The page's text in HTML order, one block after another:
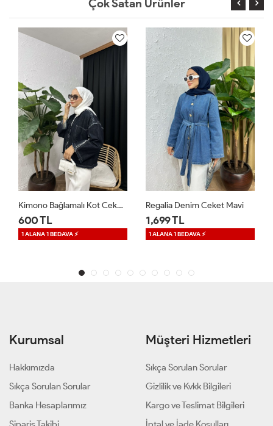
Çok Satan Ürünler
Regalia Denim Ceket Mavi
1,699 TL
1 ALANA 1 BEDAVA ⚡
Velle Düğmeli Ceket Kırmızı
1,599 TL
Kurumsal
Hakkımızda
Sıkça Sorulan Sorular
Banka Hesaplarımız
Müşteri Hizmetleri
Sıkça Sorulan Sorular
Gizlilik ve Kvkk Bilgileri
Kargo ve Teslimat Bilgileri